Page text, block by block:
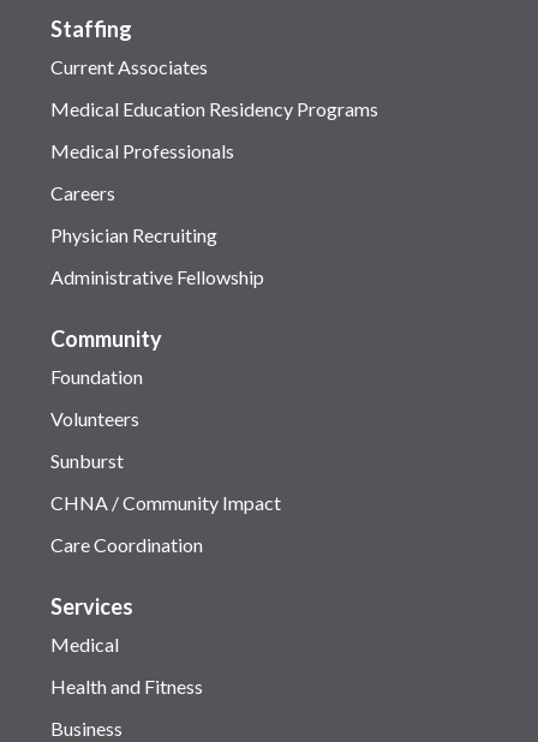
Staffing
Current Associates
Medical Education Residency Programs
Medical Professionals
Careers
Physician Recruiting
Administrative Fellowship
Community
Foundation
Volunteers
Sunburst
CHNA / Community Impact
Care Coordination
Services
Medical
Health and Fitness
Business